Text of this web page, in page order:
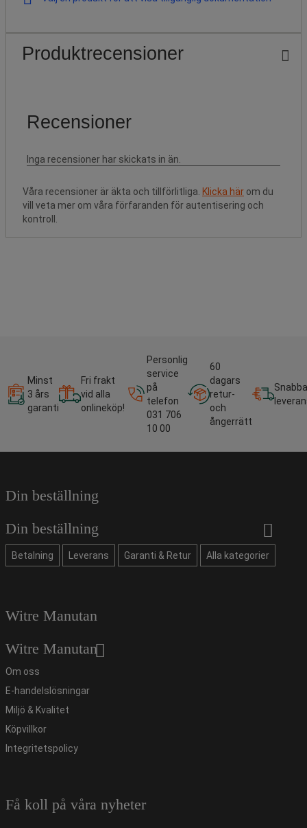
Produktrecensioner
Våra recensioner är äkta och tillförlitliga. Klicka här om du
vill veta mer om våra förfaranden för autentisering och
kontroll.
Minst
3 års
garanti
Fri frakt
vid alla
onlineköp!
Personlig
service
på
telefon
031 706
10 00
60
dagars
retur-
och
ångerrätt
Snabba
Din beställning
Din beställning
Betalning Leverans Garanti & Retur Alla kategorier
Witre Manutan
Witre Manutan
Om oss
E-handelslösningar
Miljö & Kvalitet
Köpvillkor
Integritetspolicy
Få koll på våra nyheter